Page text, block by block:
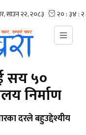
सय ५०
निर्माण
दरले बहुउद्देश्यीय